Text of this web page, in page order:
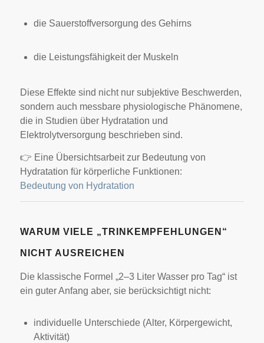
die Sauerstoffversorgung des Gehirns
die Leistungsfähigkeit der Muskeln
Diese Effekte sind nicht nur subjektive Beschwerden,
sondern auch messbare physiologische Phänomene,
die in Studien über Hydratation und
Elektrolytversorgung beschrieben sind.
👉 Eine Übersichtsarbeit zur Bedeutung von
Hydratation für körperliche Funktionen:
Bedeutung von Hydratation
WARUM VIELE „TRINKEMPFEHLUNGEN“
NICHT AUSREICHEN
Die klassische Formel „2–3 Liter Wasser pro Tag“ ist
ein guter Anfang aber, sie berücksichtigt nicht:
individuelle Unterschiede (Alter, Körpergewicht,
Aktivität)